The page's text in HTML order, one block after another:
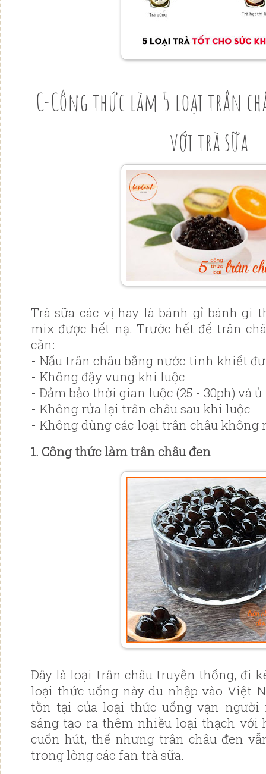
C-Công thức làm 5 loại trân
với trà sữa
Trà sữa các vị hay là bánh gỉ bánh gi
mix được hết nạ. Trước hết để trân
cần:
- Nấu trân châu bằng nước tinh khiết
- Không đậy vung khi luộc
- Đảm bảo thời gian luộc (25 - 30ph) và
- Không rửa lại trân châu sau khi luộc
- Không dùng các loại trân châu không
1. Công thức làm trân châu đen
Đây là loại trân châu truyền thống, đi
loại thức uống này du nhập vào Việt
tồn tại của loại thức uống vạn người
sáng tạo ra thêm nhiều loại thạch với
cuốn hút, thế nhưng trân châu đen
trong lòng các fan trà sữa.